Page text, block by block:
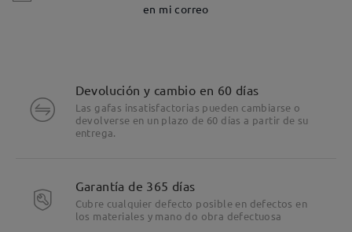
en mi correo
Devolución y cambio en 60 días
Las gafas insatisfactorias pueden cambiarse o
devolverse en un plazo de 60 días a partir de su
entrega.
Garantía de 365 días
Cubre cualquier defecto posible en defectos en
los materiales y mano do obra defectuosa